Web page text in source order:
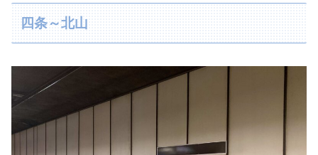
四条～北山